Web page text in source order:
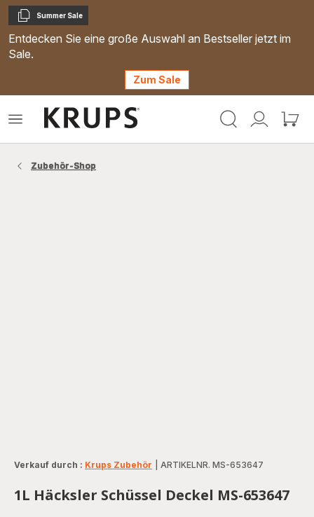
Kopieren
Summer Sale
Entdecken Sie eine große Auswahl an Bestseller jetzt im
Sale.
Zum Sale
Mein
Mein
Das
Zubehör-Shop
Verkauf durch : Krups Zubehör ARTIKELNR. MS-653647
1L Häcksler Schüssel Deckel MS-653647